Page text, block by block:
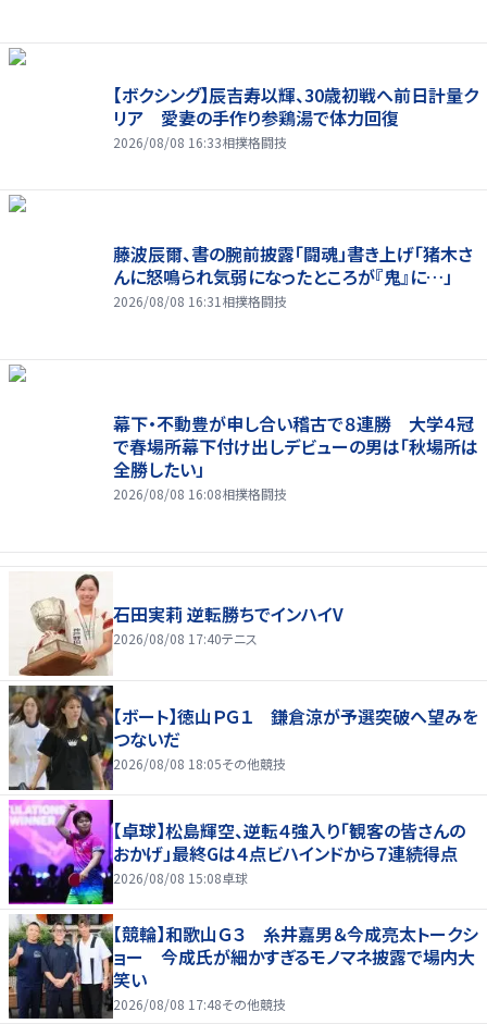
【ボクシング】辰吉寿以輝、30歳初戦へ前日計量ク
リア 愛妻の手作り参鶏湯で体力回復
2026/08/08 16:33相撲格闘技
藤波辰爾、書の腕前披露「闘魂」書き上げ「猪木さ
んに怒鳴られ気弱になったところが『鬼』に…」
2026/08/08 16:31 相撲格闘技
幕下・不動豊が申し合い稽古で８連勝 大学４冠
で春場所幕下付け出しデビューの男は「秋場所は
全勝したい」
2026/08/08 16:08相撲格闘技
石田実莉 逆転勝ちでインハイV
2026/08/08 17:40テニス
【ボート】徳山ＰＧ１ 鎌倉涼が予選突破へ望みを
つないだ
2026/08/08 18:05その他競技
【卓球】松島輝空、逆転４強入り「観客の皆さんの
おかげ」最終Gは４点ビハインドから７連続得点
2026/08/08 15:08卓球
【競輪】和歌山Ｇ３ 糸井嘉男＆今成亮太トークシ
ョー 今成氏が細かすぎるモノマネ披露で場内大
笑い
2026/08/08 17:48その他競技